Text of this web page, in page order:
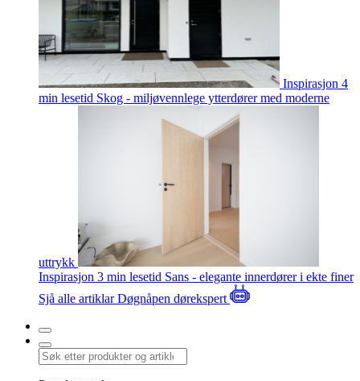
Inspirasjon 4
min lesetid Skog - miljøvennlege ytterdører med moderne
uttrykk
Inspirasjon 3 min lesetid Sans - elegante innerdører i ekte finer
Sjå alle artiklarDøgnåpen dørekspert